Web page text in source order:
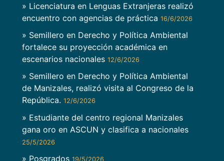
» Licenciatura en Lenguas Extranjeras realizó
encuentro con agencias de práctica 16/6/2026
» Semillero en Derecho y Política Ambiental
fortalece su proyección académica en
escenarios nacionales 12/6/2026
» Semillero en Derecho y Política Ambiental
de Manizales, realizó visita al Congreso de la
República. 12/6/2026
» Estudiante del centro regional Manizales
gana oro en ASCUN y clasifica a nacionales
25/5/2026
» Posgrados 19/5/2026